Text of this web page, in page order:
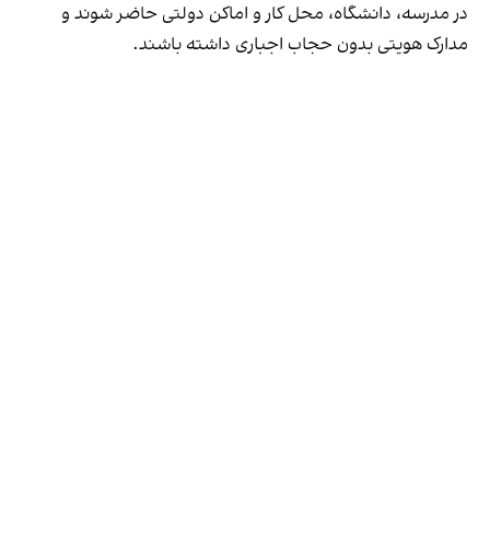
در مدرسه، دانشگاه، محل کار و اماکن دولتی حاضر شوند و
مدارک هویتی بدون حجاب اجباری داشته باشند.